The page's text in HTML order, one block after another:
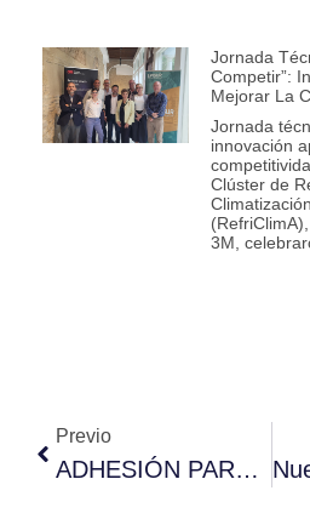
Jornada
Competir”:
Mejorar La
Jornada
innovación
Clúster de
3M,
Previo
ADHESIÓN PARA ENTIDADES COLABORADORAS QUE DESEEN FORMAR PARTE DEL PROGRAMA DE INCENTIVOS PARA EL DESARROLLO ENERGÉTICO SOSTENIBLE DE ANDALUCÍA A 2020